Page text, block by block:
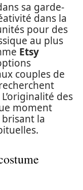
sa garde-
dans la
pour des
au plus
Etsy
couples de
des
moment
la